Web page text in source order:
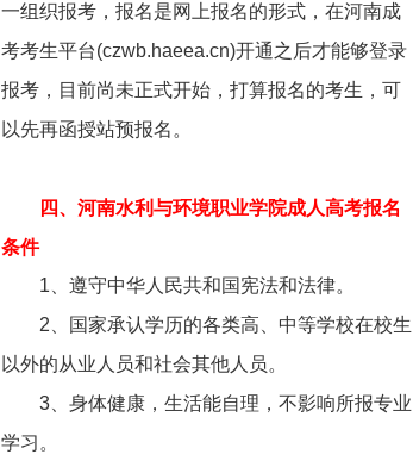
一组织报考，报名是网上报名的形式，在河南成
考考生平台(czwb.haeea.cn)开通之后才能够登录
报考，目前尚未正式开始，打算报名的考生，可
以先再函授站预报名。
四、河南水利与环境职业学院成人高考报名
条件
1、遵守中华人民共和国宪法和法律。
2、国家承认学历的各类高、中等学校在校生
以外的从业人员和社会其他人员。
3、身体健康，生活能自理，不影响所报专业
学习。